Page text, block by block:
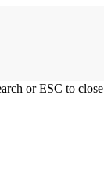
or ESC to close